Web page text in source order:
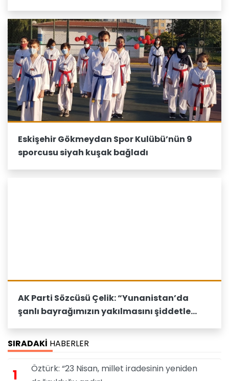
Eskişehir Gökmeydan Spor Kulübü’nün 9
sporcusu siyah kuşak bağladı
AK Parti Sözcüsü Çelik: “Yunanistan’da
şanlı bayrağımızın yakılmasını şiddetle
SIRADAKİ HABERLER
1
Öztürk: “23 Nisan, millet iradesinin yeniden